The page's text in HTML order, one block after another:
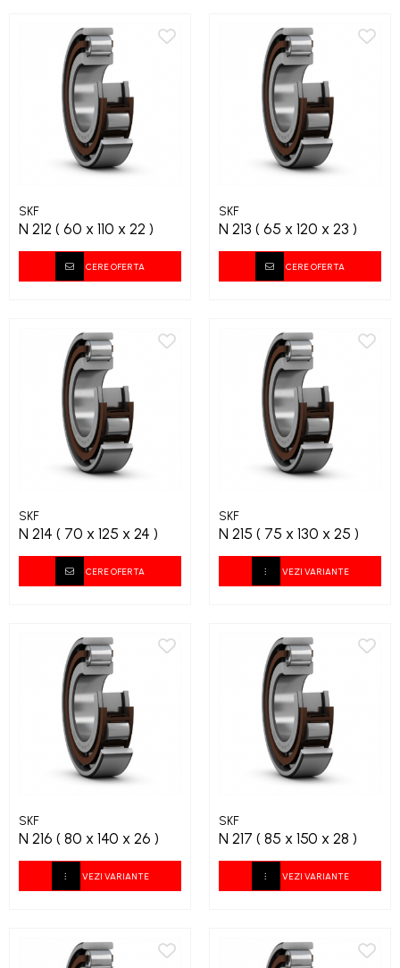
SKF
N 212 ( 60 x 110 x 22 )
CERE OFERTA
SKF
N 213 ( 65 x 120 x 23 )
CERE OFERTA
SKF
N 214 ( 70 x 125 x 24 )
CERE OFERTA
SKF
N 215 ( 75 x 130 x 25 )
VEZI VARIANTE
SKF
N 216 ( 80 x 140 x 26 )
VEZI VARIANTE
SKF
N 217 ( 85 x 150 x 28 )
VEZI VARIANTE